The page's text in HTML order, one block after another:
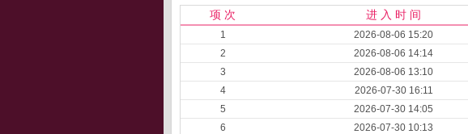
项 次 进 入 时 间
1 2026-08-06 15:20
2
2026-08-06 14:14
3
2026-08-06 13:10
4
2026-07-30 16:11
5
2026-07-30 14:05
6
2026-07-30 10:13